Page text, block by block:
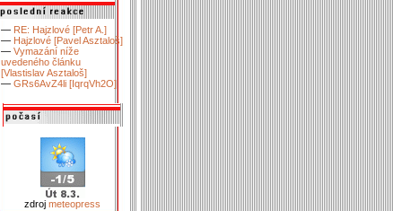
— RE: Hajzlové [Petr A.]
— Hajzlové [Pavel Asztaloš]
— Vymazání níže
uvedeného článku
[Vlastislav Asztaloš]
— GRs6AvZ4li [IqrqVh2O]
zdroj meteopress